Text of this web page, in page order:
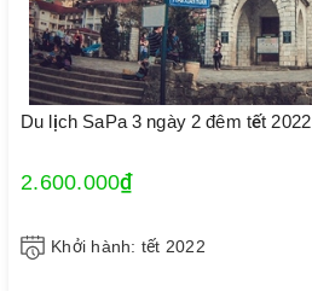
Du lịch SaPa 3 ngày 2 đêm tết 2022
2.600.000₫
Khởi hành: tết 2022